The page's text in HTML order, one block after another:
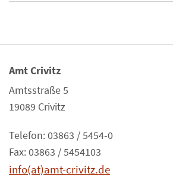
Amt Crivitz
Amtsstraße 5
19089 Crivitz
Telefon: 03863 / 5454-0
Fax: 03863 / 5454103
info(at)amt-crivitz.de